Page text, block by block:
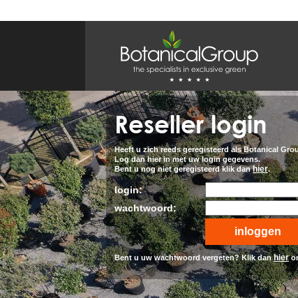
BOTANICALGROUP
WERKGEBIEDEN & WEBSITES
Olijfboomspecialist
OLIJFBOOMSPECIALIST.NL
OLIJFBOOMSPECIALIST.BE
LESPECIALISTEDESOLIVIERS.FR
OLIVENBAUM.DE
DRZEWAOLIWNE.PL
OLIVETREESPECIALIST.COM
Bomen
BOMEN.NL
GROENBLIJVENDEBOMEN.NL
GROENBLIJVENDEBOMEN.BE
PALMBOMENSPECIALIST.NL
IMMERGRUENEBAEUME.DE
Botanicalgroup
BOTANICALGROUP.EU
BOTANICALGROUP.DE
BOTANICALGROUP.BE
Reseller login
Heeft u zich reeds geregisteerd als Botanical
Log dan hier in met uw login gegevens.
Bent u nog niet geregisteerd klik danhier.
login:
wachtwoord:
Bent u uw wachtwoord vergeten? Klik danhier